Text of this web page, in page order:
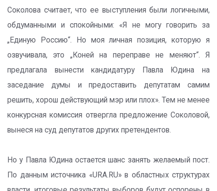
Соколова считает, что ее выступления были логичными,
обдуманными и спокойными: «Я не могу говорить за
„Единую Россию“. Но моя личная позиция, которую я
озвучивала, это „Коней на переправе не меняют“. Я
предлагала вынести кандидатуру Павла Юдина на
заседание думы и предоставить депутатам самим
решить, хорош действующий мэр или плох». Тем не менее
конкурсная комиссия отвергла предложение Соколовой,
вынеся на суд депутатов других претендентов.
Но у Павла Юдина остается шанс занять желаемый пост.
По данным источника «URA.RU» в областных структурах